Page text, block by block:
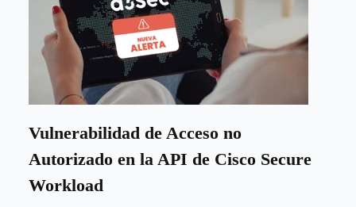
Vulnerabilidad de Acceso no
Autorizado en la API de Cisco Secure
Workload